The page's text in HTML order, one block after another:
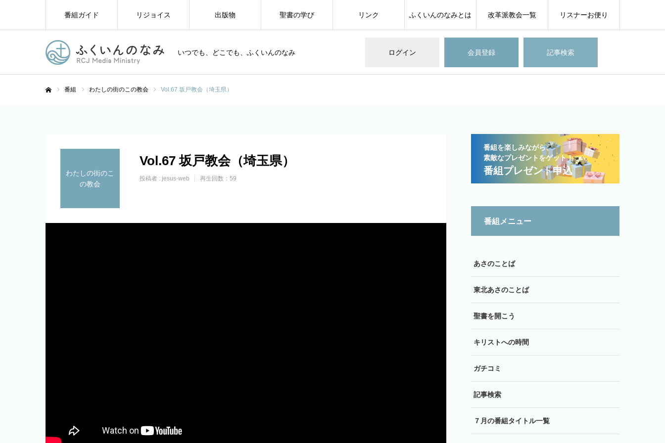
いつでも、どこでも、ふくいんのなみ ログイン 会員登録 記事検索
番組ガイド リジョイス 出版物 聖書の学び リンク ふくいんのなみとは 改革派教会一覧 リスナーお便り
番組 わたしの街のこの教会 Vol.67 坂戸教会（埼玉県）
わたしの街のこ
の教会
Vol.67 坂戸教会（埼玉県）
投稿者 : jesus-web 再生回数：59
番組を楽しみながら、
素敵なプレゼントをゲット！
番組プレゼント申込
番組メニュー
あさのことば
東北あさのことば
聖書を開こう
キリストへの時間
ガチコミ
記事検索
７月の番組タイトル一覧